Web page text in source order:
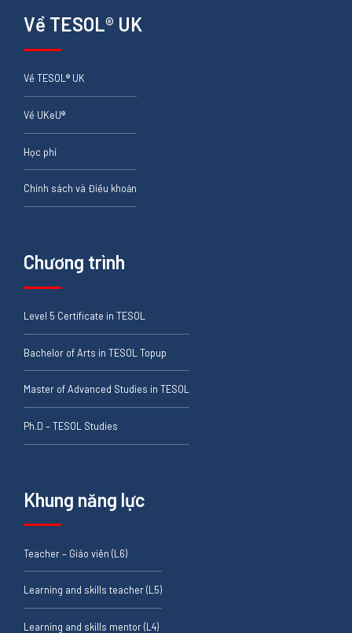
Về TESOL® UK
Về TESOL® UK
Về UKeU®
Học phí
Chính sách và Điều khoản
Chương trình
Level 5 Certificate in TESOL
Bachelor of Arts in TESOL Topup
Master of Advanced Studies in TESOL
Ph.D – TESOL Studies
Khung năng lực
Teacher – Giáo viên (L6)
Learning and skills teacher (L5)
Learning and skills mentor (L4)